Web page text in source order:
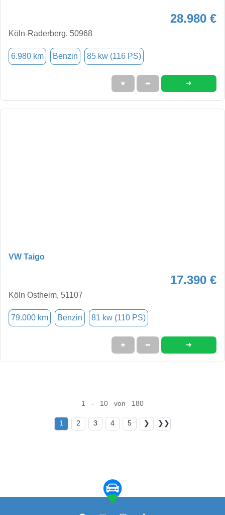
28.980 €
Köln-Raderberg, 50968
6.980 km Benzin 85 kw (116 PS)
★ ➦ ➜
VW Taigo
17.390 €
Köln Ostheim, 51107
79.000 km Benzin 81 kw (110 PS)
★ ➦ ➜
1 - 10 von 180
1 2 3 4 5 ❯ ❯❯